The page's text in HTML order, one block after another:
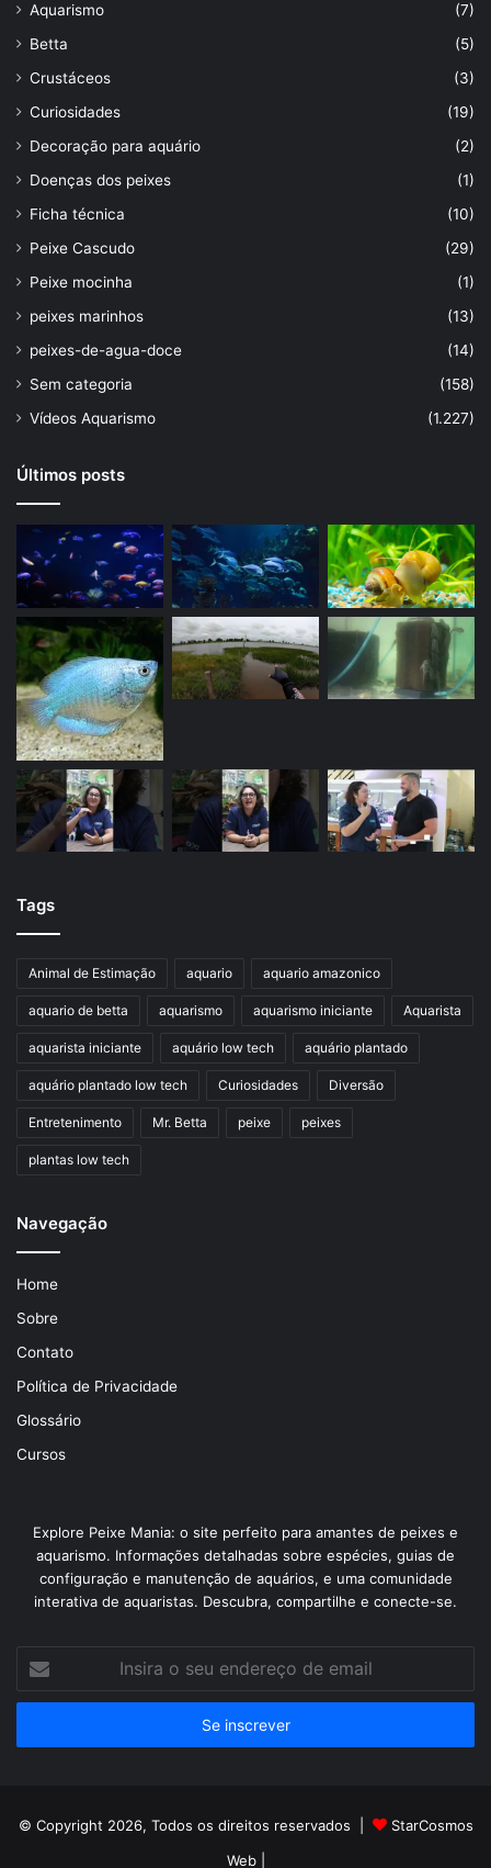
Aquarismo
(7)
Betta
(5)
Crustáceos
(3)
Curiosidades
(19)
Decoração para aquário
(2)
Doenças dos peixes
(1)
Ficha técnica
(10)
Peixe Cascudo
(29)
Peixe mocinha
(1)
peixes marinhos
(13)
peixes-de-agua-doce
(14)
Sem categoria
(158)
Vídeos Aquarismo
(1.227)
Últimos posts
Tags
Animal de Estimação aquario aquario amazonico
aquario de betta aquarismo aquarismo iniciante Aquarista
aquarista iniciante aquário low tech aquário plantado
aquário plantado low tech Curiosidades Diversão
Entretenimento Mr. Betta peixe peixes
plantas low tech
Navegação
Home
Sobre
Contato
Política de Privacidade
Glossário
Cursos
Explore Peixe Mania: o site perfeito para amantes de peixes e
aquarismo. Informações detalhadas sobre espécies, guias de
configuração e manutenção de aquários, e uma comunidade
interativa de aquaristas. Descubra, compartilhe e conecte-se.
seu
de
© Copyright 2026, Todos os direitos reservados |
StarCosmos
Web|